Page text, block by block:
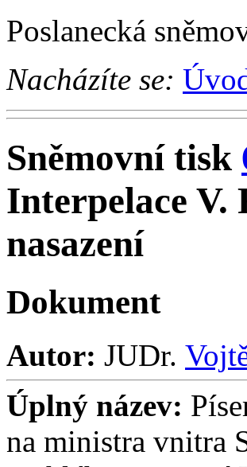
Poslanecká
Nacházíte se:
Sněmovní tisk
Interpelace V.
nasazení
Dokument
Autor: JUDr.
Úplný název:
na ministra vnitra